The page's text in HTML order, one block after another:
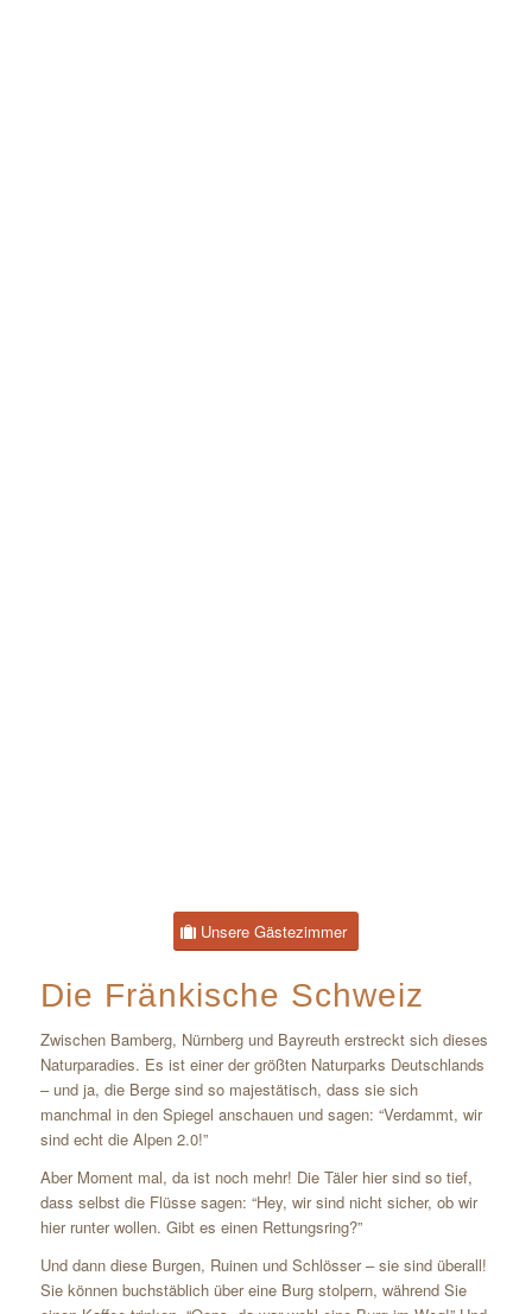
Unsere Gästezimmer
Die Fränkische Schweiz
Zwischen Bamberg, Nürnberg und Bayreuth erstreckt sich dieses
Naturparadies. Es ist einer der größten Naturparks Deutschlands
– und ja, die Berge sind so majestätisch, dass sie sich
manchmal in den Spiegel anschauen und sagen: “Verdammt, wir
sind echt die Alpen 2.0!”
Aber Moment mal, da ist noch mehr! Die Täler hier sind so tief,
dass selbst die Flüsse sagen: “Hey, wir sind nicht sicher, ob wir
hier runter wollen. Gibt es einen Rettungsring?”
Und dann diese Burgen, Ruinen und Schlösser – sie sind überall!
Sie können buchstäblich über eine Burg stolpern, während Sie